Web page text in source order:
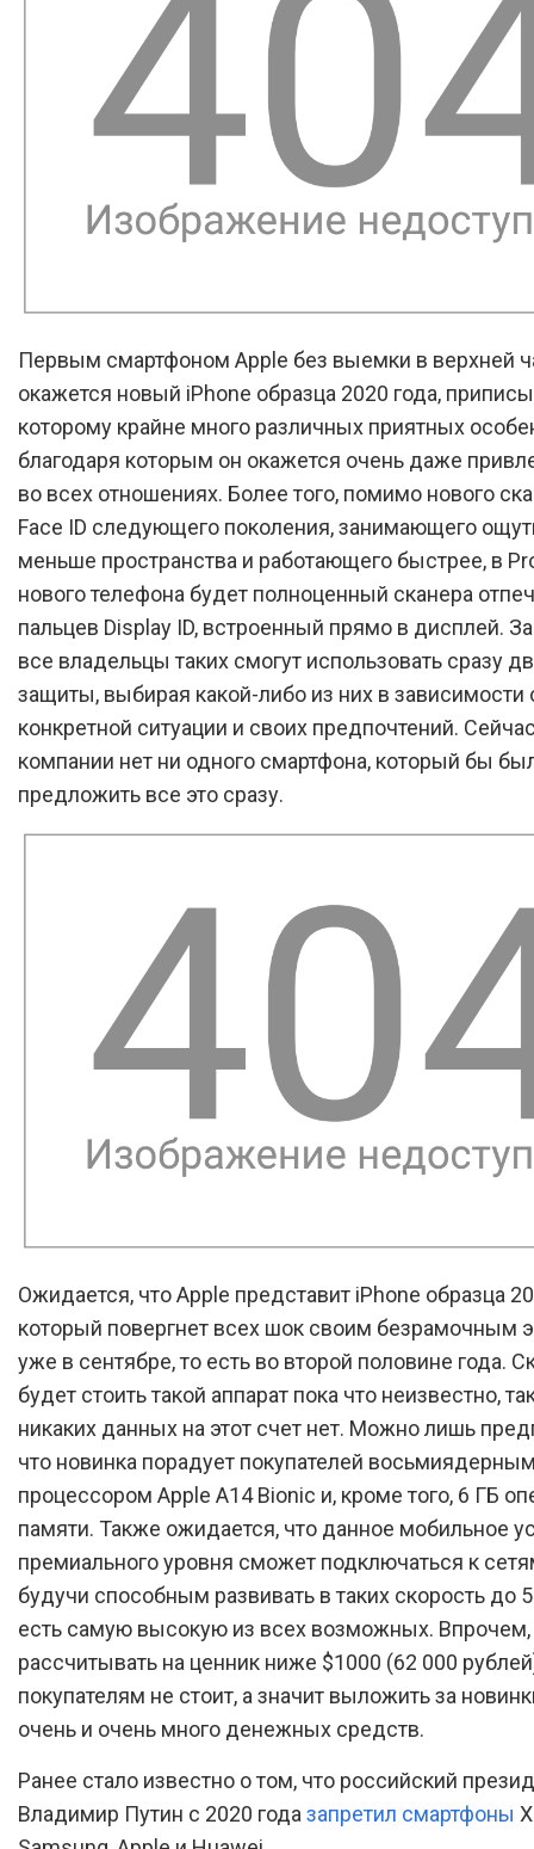
Первым смартфоном Apple без выемки в верхней
окажется новый iPhone образца 2020 года,
которому крайне много различных приятных
благодаря которым он окажется очень даже
во всех отношениях. Более того, помимо нового
Face ID следующего поколения, занимающего
меньше пространства и работающего быстрее, в
нового телефона будет полноценный сканера
пальцев Display ID, встроенный прямо в дисплей. За
все владельцы таких смогут использовать сразу
защиты, выбирая какой-либо из них в зависимости
конкретной ситуации и своих предпочтений.
компании нет ни одного смартфона, который бы
предложить все это сразу.
Ожидается, что Apple представит iPhone образца
который повергнет всех шок своим безрамочным
уже в сентябре, то есть во второй половине года.
будет стоить такой аппарат пока что неизвестно,
никаких данных на этот счет нет. Можно лишь
что новинка порадует покупателей
процессором Apple A14 Bionic и, кроме того, 6 ГБ
памяти. Также ожидается, что данное мобильное
премиального уровня сможет подключаться к
будучи способным развивать в таких скорость до
есть самую высокую из всех возможных. Впрочем,
рассчитывать на ценник ниже $1000 (62 000
покупателям не стоит, а значит выложить за
очень и очень много денежных средств.
Ранее стало известно о том, что российский
Владимир Путин с 2020 года запретил смартфоны